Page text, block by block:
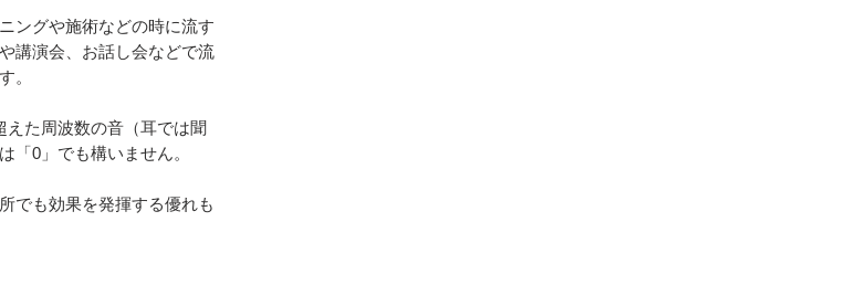
ングや施術などの時に流す
講演会、お話し会などで流
。
た周波数の音（耳では聞
「0」でも構いません。
でも効果を発揮する優れも